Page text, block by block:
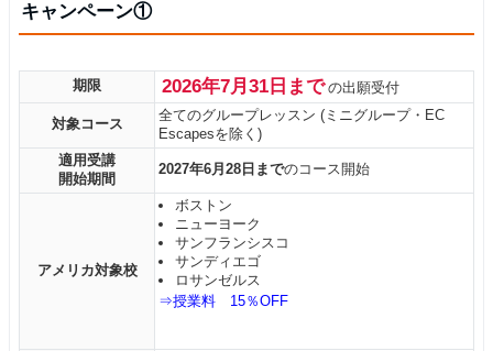
キャンペーン①
期限 2026年7月31日まで の出願受付
対象コース
全てのグループレッスン (ミニグループ・EC
Escapesを除く)
適用受講
開始期間
2027年6月28日までのコース開始
アメリカ対象校
ボストン
ニューヨーク
サンフランシスコ
サンディエゴ
ロサンゼルス
⇒授業料 15％OFF